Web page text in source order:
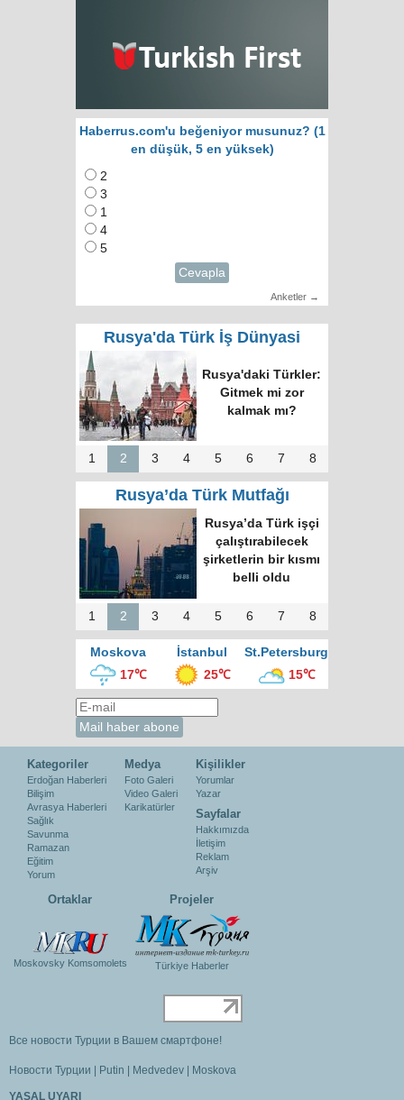
Haberrus.com'u beğeniyor musunuz? (1
en düşük, 5 en yüksek)
2
3
1
4
5
Cevapla
Anketler →
Rusya'da Türk İş Dünyasi
RUTID üyeleri ve
Putin’in temsilcisi
Moskova’da bir
araya geldi
1 2 3 4 5 6 7 8
Rusya’da Türk Mutfağı
Moskova’nın en
büyük kültür
merkezinde “Türk
Kahvesi Gecesi”
düzenlendi
1 2 3 4 5 6 7 8
Moskova İstanbul
St.Petersburg
17℃
25℃ 15℃
Kategoriler
Erdoğan Haberleri
Bilişim
Avrasya Haberleri
Sağlık
Savunma
Ramazan
Eğitim
Yorum
Medya
Foto Galeri
Video Galeri
Karikatürler
Kişilikler
Yorumlar
Yazar
Sayfalar
Hakkımızda
İletişim
Reklam
Arşiv
Ortaklar
Moskovsky Komsomolets
Projeler
Türkiye Haberler
Все новости Турции в Вашем смартфоне!
Новости Турции | Putin | Medvedev | Moskova
YASAL UYARI